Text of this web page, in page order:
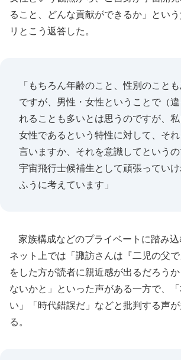
ること、どんな貢献ができるか」とい
リとこう返答した。
「もちろん年齢のこと、性別のこと
ですが、男性・女性ということで（
れることも多いとは思うのですが、
女性であるという特性に対して、そ
言いますか、それを意識してという
宇宙飛行士候補生として頑張ってい
ふうに考えています」
家族構成などのプライベートに踏み込
ネット上では「諏訪さんは『二児の父
をした方が読者に親近感が出るだろう
ないかと」といった声がある一方で、
い」「時代錯誤だ」などと批判する声
る。